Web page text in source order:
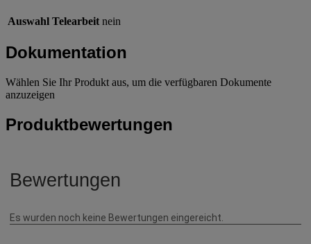
Auswahl Telearbeit nein
Dokumentation
Wählen Sie Ihr Produkt aus, um die verfügbaren Dokumente
anzuzeigen
Produktbewertungen